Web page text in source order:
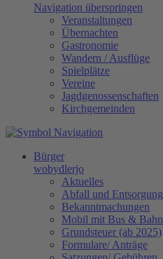
Navigation überspringen
Veranstaltungen
Übernachten
Gastronomie
Wandern / Ausflüge
Spielplätze
Vereine
Jagdgenossenschaften
Kirchgemeinden
Bürger
wobydlerjo
Aktuelles
Abfall und Entsorgung
Bekanntmachungen
Mobil mit Bus & Bahn
Grundsteuer (ab 2025)
Formulare/ Anträge